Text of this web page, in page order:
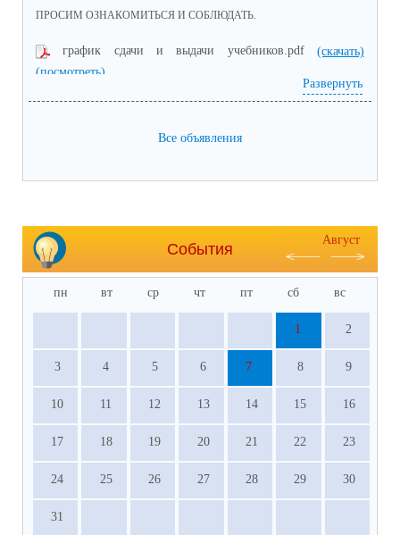
ПРОСИМ ОЗНАКОМИТЬСЯ И СОБЛЮДАТЬ.
график сдачи и выдачи учебников.pdf(скачать)
(посмотреть)
Развернуть
Все объявления
События
Август
пн вт ср чт пт сб вс
1 2
3 4 5 6 7 8 9
10 11 12 13 14 15 16
17 18 19 20 21 22 23
24 25 26 27 28 29 30
31